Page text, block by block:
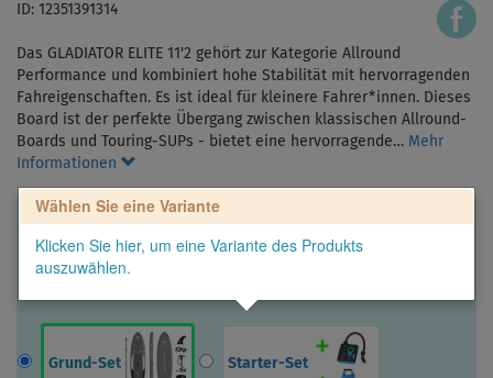
ID: 12351391314
Das GLADIATOR ELITE 11'2 gehört zur Kategorie Allround
Performance und kombiniert hohe Stabilität mit hervorragenden
Fahreigenschaften. Es ist ideal für kleinere Fahrer*innen. Dieses
Board ist der perfekte Übergang zwischen klassischen Allround-
Boards und Touring-SUPs - bietet eine hervorragende… Mehr
Informationen
Wählen Sie eine Variante
Klicken Sie hier, um eine Variante des Produkts
auszuwählen.
Grund-Set Starter-Set